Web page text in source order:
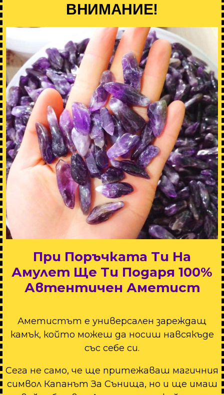
ВНИМАНИЕ!
При Поръчката Ти На
Амулет Ще Ти Подаря 100%
Автентичен Аметист
Аметистът е универсален зареждащ
камък, който можеш да носиш навсякъде
със себе си.
Сега не само, че ще притежаваш магичния
символ Капанът За Сънища, но и ще имаш